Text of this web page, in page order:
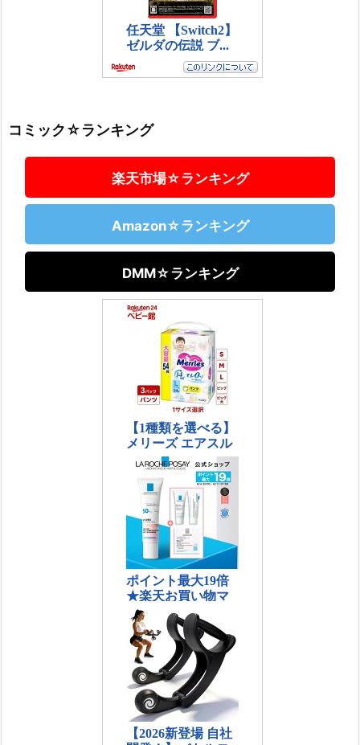
コミック☆ランキング
楽天市場☆ランキング
Amazon☆ランキング
DMM☆ランキング